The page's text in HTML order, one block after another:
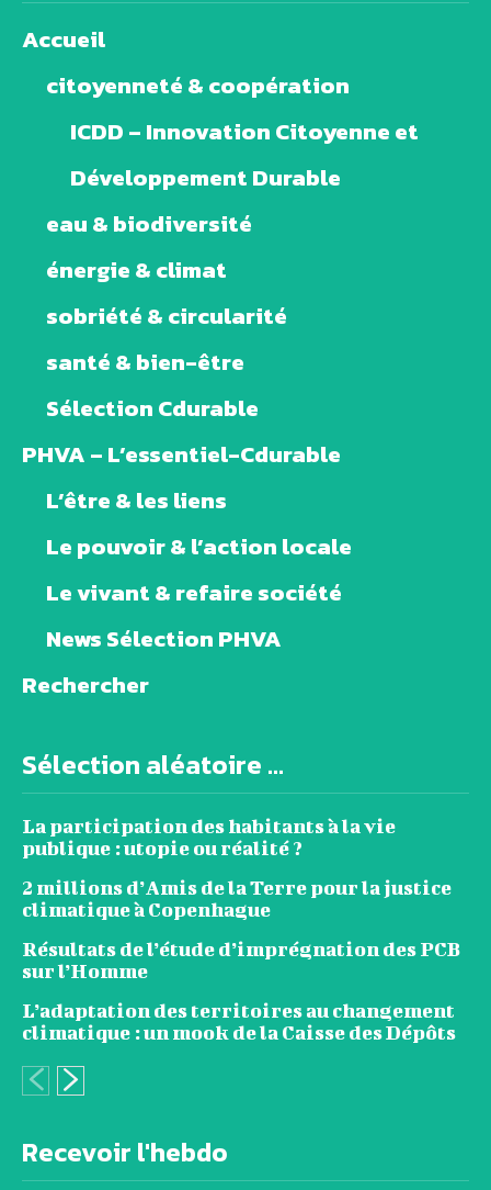
Accueil
citoyenneté & coopération
ICDD – Innovation Citoyenne et
Développement Durable
eau & biodiversité
énergie & climat
sobriété & circularité
santé & bien-être
Sélection Cdurable
PHVA – L’essentiel-Cdurable
L’être & les liens
Le pouvoir & l’action locale
Le vivant & refaire société
News Sélection PHVA
Rechercher
Sélection aléatoire ...
La participation des habitants à la vie
publique : utopie ou réalité ?
2 millions d’Amis de la Terre pour la justice
climatique à Copenhague
Résultats de l’étude d’imprégnation des PCB
sur l’Homme
L’adaptation des territoires au changement
climatique : un mook de la Caisse des Dépôts
Recevoir l'hebdo